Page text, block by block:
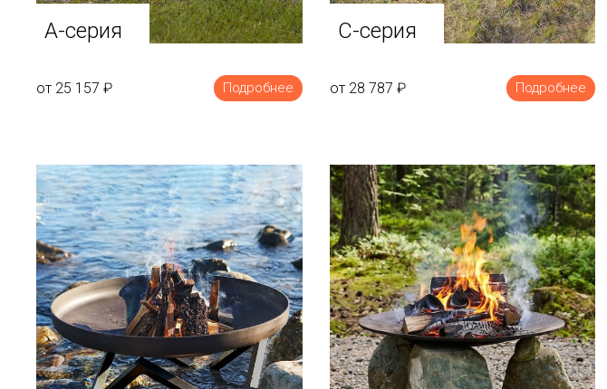
A-серия
от 25 157 ₽ Подробнее
C-серия
от 28 787 ₽ Подробнее